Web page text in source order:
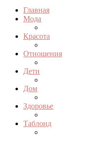
Главная
Мода
Красота
Отношения
Дети
Дом
Здоровье
Таблоид